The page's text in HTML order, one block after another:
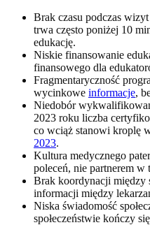
Brak czasu podczas
trwa często poniżej 10
edukację.
Niskie finansowanie
finansowego dla
Fragmentaryczność
wycinkowe informacje,
Niedobór
2023 roku liczba
co wciąż stanowi kroplę
2023.
Kultura medycznego
poleceń, nie partnerem w
Brak koordynacji między
informacji między
Niska świadomość
społeczeństwie kończy